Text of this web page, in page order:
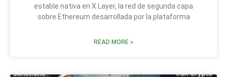
estable nativa en X Layer, la red de segunda capa
sobre Ethereum desarrollada por la plataforma
READ MORE »